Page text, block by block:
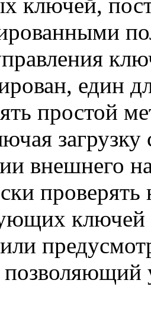
един
простой
внешнего
позволяющий